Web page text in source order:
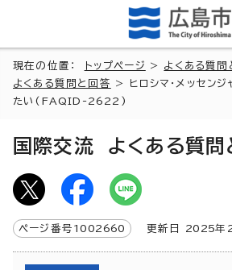
現在の位置： トップページ > よくある質問
よくある質問と回答
> ヒロシマ・メッセン
たい(FAQID-2622)
国際交流 よくある質問
ページ番号 1002660 更新日 2025年